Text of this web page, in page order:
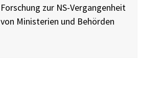
Forschung zur NS-Vergangenheit
von Ministerien und Behörden